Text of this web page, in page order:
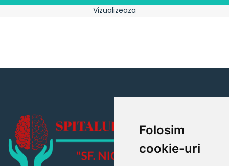
Folosim
cookie-uri
Vizualizeaza